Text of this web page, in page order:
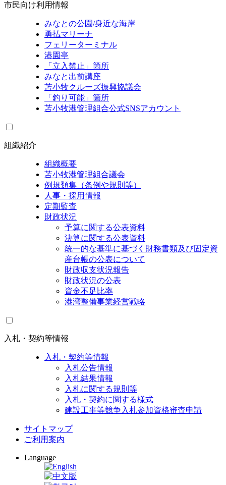
市民向け利用情報
みなとの公園/身近な海岸
勇払マリーナ
フェリーターミナル
港園亭
「立入禁止」箇所
みなと出前講座
苫小牧クルーズ振興協議会
「釣り可能」箇所
苫小牧港管理組合公式SNSアカウント
組織紹介
組織概要
苫小牧港管理組合議会
例規類集（条例や規則等）
人事・採用情報
定期監査
財政状況
予算に関する公表資料
決算に関する公表資料
統一的な基準に基づく財務書類及び固定資
産台帳の公表について
財政収支状況報告
財政状況の公表
資金不足比率
港湾整備事業経営戦略
入札・契約等情報
入札・契約等情報
入札公告情報
入札結果情報
入札に関する規則等
入札・契約に関する様式
建設工事等競争入札参加資格審査申請
サイトマップ
ご利用案内
Language